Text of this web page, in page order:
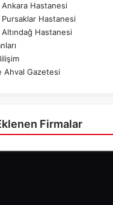
Hastanesi
Hastanesi
Hastanesi
Ahval Gazetesi
Firmalar